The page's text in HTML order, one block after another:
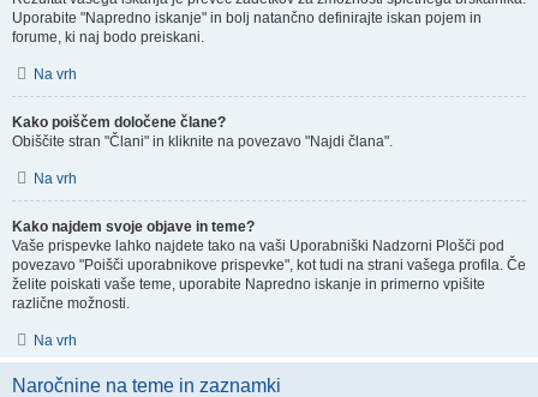
Uporabite "Napredno iskanje" in bolj natančno definirajte iskan pojem in
forume, ki naj bodo preiskani.
Na vrh
Kako poiščem določene člane?
Obiščite stran "Člani" in kliknite na povezavo "Najdi člana".
Na vrh
Kako najdem svoje objave in teme?
Vaše prispevke lahko najdete tako na vaši Uporabniški Nadzorni Plošči pod
povezavo "Poišči uporabnikove prispevke", kot tudi na strani vašega profila. Če
želite poiskati vaše teme, uporabite Napredno iskanje in primerno vpišite
različne možnosti.
Na vrh
Naročnine na teme in zaznamki